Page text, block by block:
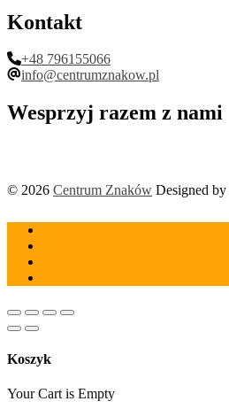
Kontakt
+48 796155066
info@centrumznakow.pl
Wesprzyj razem z nami
© 2026 Centrum Znaków Designed by
Koszyk
Your Cart is Empty